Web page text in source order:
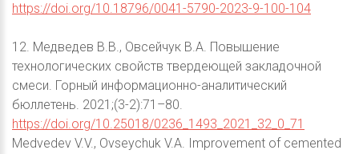
https://doi.org/10.18796/0041-5790-2023-9-100-104
12. Медведев В.В., Овсейчук В.А. Повышение
технологических свойств твердеющей закладочной
смеси. Горный информационно-аналитический
бюллетень. 2021;(3-2):71–80.
https://doi.org/10.25018/0236_1493_2021_32_0_71
Medvedev V.V., Ovseychuk V.A. Improvement of cemented